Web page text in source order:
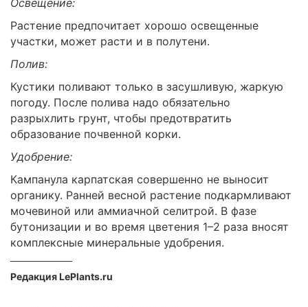
Освещение:
Растение предпочитает хорошо освещенные
участки, может расти и в полутени.
Полив:
Кустики поливают только в засушливую, жаркую
погоду. После полива надо обязательно
разрыхлить грунт, чтобы предотвратить
образование почвенной корки.
Удобрение:
Кампанула карпатская совершенно не выносит
органику. Ранней весной растение подкармливают
мочевиной или аммиачной селитрой. В фазе
бутонизации и во время цветения 1–2 раза вносят
комплексные минеральные удобрения.
Редакция LePlants.ru